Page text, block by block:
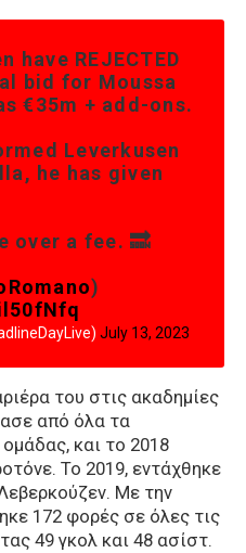
have REJECTED
bid for Moussa
€35m + add-ons.
Leverkusen
he has given
over a fee. 🔜
)
July 13, 2023
του στις ακαδημίες
από όλα τα
και το 2018
Το 2019, εντάχθηκε
Με την
172 φορές σε όλες τις
49 γκολ και 48 ασίστ.